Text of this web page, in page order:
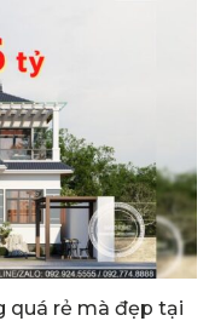
quá rẻ mà đẹp tại